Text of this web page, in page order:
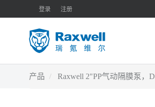
登录 注册
产品 Raxwell 2"PP气动隔膜泵，